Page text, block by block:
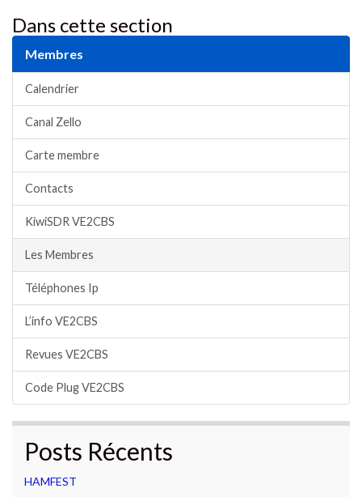
Dans cette section
Membres
Calendrier
Canal Zello
Carte membre
Contacts
KiwiSDR VE2CBS
Les Membres
Téléphones Ip
L’info VE2CBS
Revues VE2CBS
Code Plug VE2CBS
Posts Récents
HAMFEST